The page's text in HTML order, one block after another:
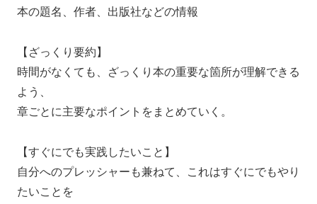
本の題名、作者、出版社などの情報
【ざっくり要約】
時間がなくても、ざっくり本の重要な箇所が理解できる
よう、
章ごとに主要なポイントをまとめていく。
【すぐにでも実践したいこと】
自分へのプレッシャーも兼ねて、これはすぐにでもやり
たいことを